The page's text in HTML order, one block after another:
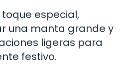
especial,
una manta grande y
ligeras para
festivo.